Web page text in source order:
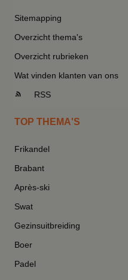
Sitemapping
Overzicht thema's
Overzicht rubrieken
Wat vinden klanten van ons
RSS
TOP THEMA'S
Frikandel
Brabant
Après-ski
Swat
Gezinsuitbreiding
Boer
Padel